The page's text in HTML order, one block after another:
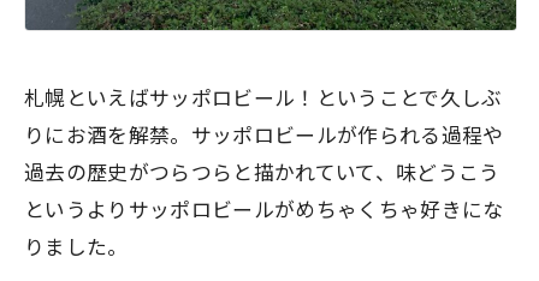
札幌といえばサッポロビール！ということで久しぶ
りにお酒を解禁。サッポロビールが作られる過程や
過去の歴史がつらつらと描かれていて、味どうこう
というよりサッポロビールがめちゃくちゃ好きにな
りました。